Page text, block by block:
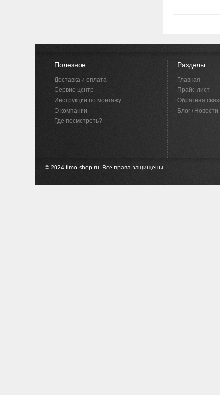
Полезное
Доставка и оплата
Сервис-центр
Инструкции по монтажу
O компании
Где посмотреть?
Разделы
Главная
Прайс-лист
Обратная
Блог / Новости
© 2024 timo-shop.ru. Все права защищены.